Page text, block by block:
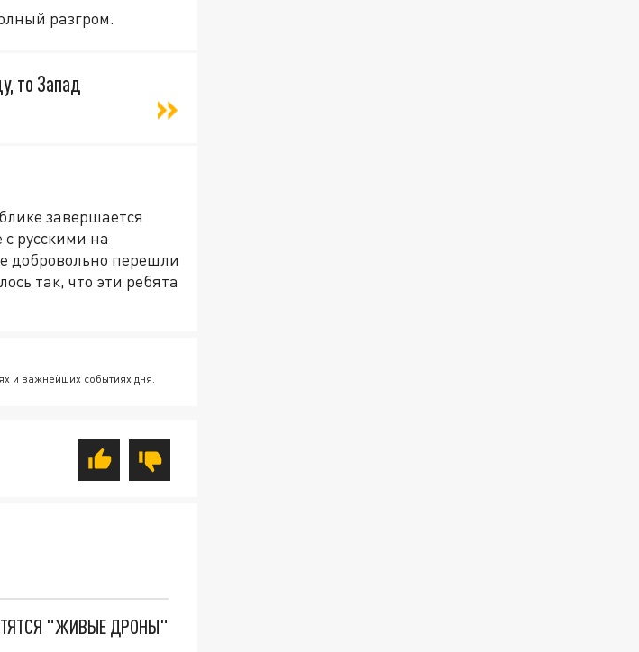
разгром.
то Запад
завершается
русскими на
добровольно перешли
так, что эти ребята
и важнейших событиях дня.
"ЖИВЫЕ ДРОНЫ"